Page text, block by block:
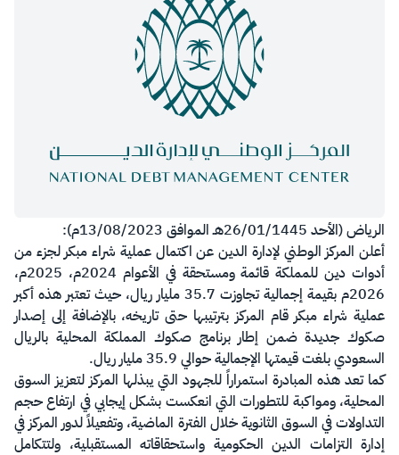
​​​الرياض (الأحد 26/01/1445هـ الموافق 13/08/2023م):
أعلن المركز الوطني لإدارة الدين عن اكتمال عملية شراء مبكر لجزء من
أدوات دين للمملكة قائمة ومستحقة في الأعوام 2024م، 2025م،
2026م بقيمة إجمالية تجاوزت 35.7 مليار ريال، حيث تعتبر هذه أكبر
عملية شراء مبكر قام المركز بترتيبها حتى تاريخه، بالإضافة إلى إصدار
صكوك جديدة ضمن إطار برنامج صكوك المملكة المحلية بالريال
السعودي بلغت قيمتها الإجمالية حوالي 35.9 مليار ريال.
كما تعد هذه المبادرة استمراراً للجهود التي يبذلها المركز لتعزيز السوق
المحلية، ومواكبة للتطورات التي انعكست بشكل إيجابي في ارتفاع حجم
التداولات في السوق الثانوية خلال الفترة الماضية، وتفعيلاً لدور المركز في
إدارة التزامات الدين الحكومية واستحقاقاته المستقبلية، ولتتكامل